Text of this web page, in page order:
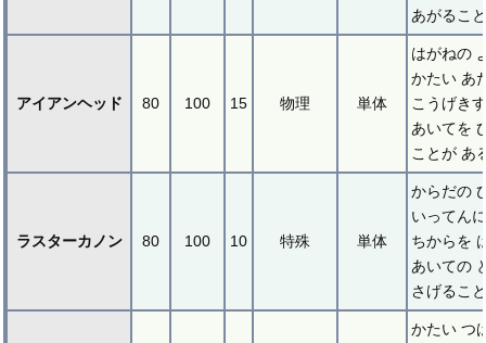
あがるこ
アイアンヘッド 80 100 15 物理 単体
はがねの
かたい あ
こうげき
あいてを
ことが あ
ラスターカノン 80 100 10 特殊 単体
からだの
いってん
ちからを
あいての
さげるこ
かたい つ